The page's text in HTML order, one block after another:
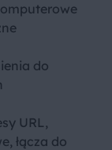
do
URL,
łącza do